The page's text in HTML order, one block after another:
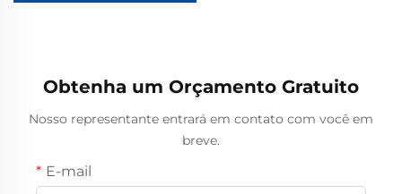
Obtenha um Orçamento Gratuito
Nosso representante entrará em contato com você em
breve.
E-mail